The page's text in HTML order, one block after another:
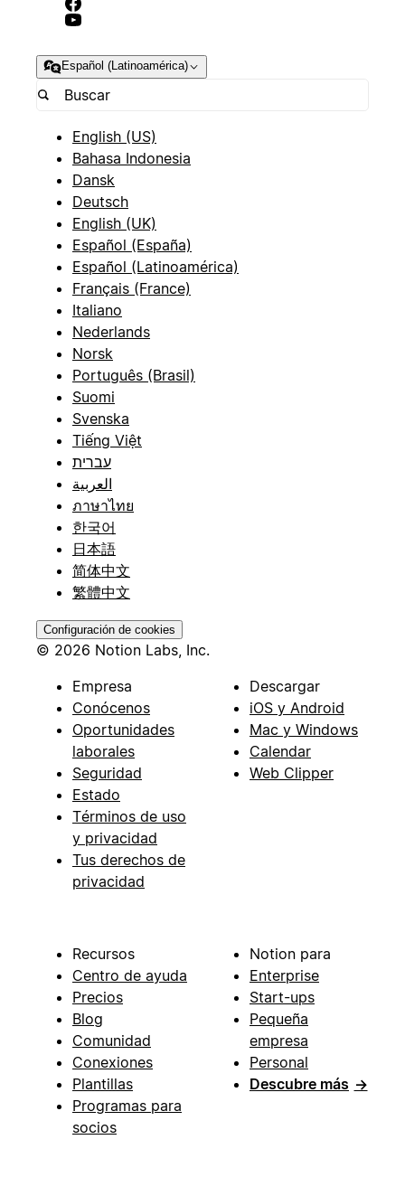
Español (Latinoamérica)
English (US)
Bahasa Indonesia
Dansk
Deutsch
English (UK)
Español (España)
Español (Latinoamérica)
Français (France)
Italiano
Nederlands
Norsk
Português (Brasil)
Suomi
Svenska
Tiếng Việt
עברית
العربية
ภาษาไทย
한국어
日本語
简体中文
繁體中文
Configuración de cookies
© 2026 Notion Labs, Inc.
Empresa
Conócenos
Oportunidades
laborales
Seguridad
Estado
Términos de uso
y privacidad
Tus derechos de
privacidad
Descargar
iOS y Android
Mac y Windows
Calendar
Web Clipper
Recursos
Centro de ayuda
Precios
Blog
Comunidad
Conexiones
Plantillas
Programas para
socios
Notion para
Enterprise
Start-ups
Pequeña
empresa
Personal
Descubre más →